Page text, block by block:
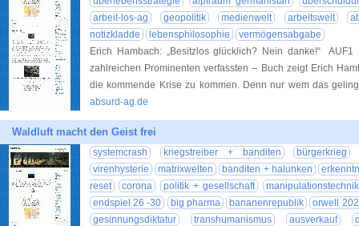
arbeit-los-ag
geopolitik medienwelt arbeitswelt
notizkladde
lebensphilosophie
vermögensabgabe
Erich Hambach: „Besitzlos glücklich? Nein danke!“
zahlreichen Prominenten verfassten – Buch zeigt Erich
die kommende Krise zu kommen. Denn nur wem das
absurd-ag.de
Waldluft macht den Geist frei
systemcrash kriegstreiber + banditen
bürgerkrieg
virenhysterie
matrixwelten banditen + halunken
reset
corona politik + gesellschaft
endspiel 26 -30
big pharma bananenrepublik
orwell
gesinnungsdiktatur
transhumanismus ausverkauf